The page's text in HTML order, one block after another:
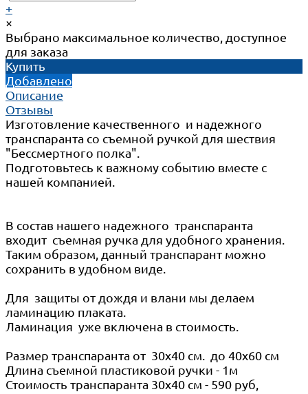
+
×
Выбрано максимальное количество, доступное
для заказа
Купить
Добавлено
Описание
Отзывы
Изготовление качественного и надежного
транспаранта со съемной ручкой для шествия
"Бессмертного полка".
Подготовьтесь к важному событию вместе с
нашей компанией.
В состав нашего надежного транспаранта
входит съемная ручка для удобного хранения.
Таким образом, данный транспарант можно
сохранить в удобном виде.
Для защиты от дождя и влани мы делаем
ламинацию плаката.
Ламинация уже включена в стоимость.
Размер транспаранта от 30х40 см. до 40х60 см
Длина съемной пластиковой ручки - 1м
Стоимость транспаранта 30х40 см - 590 руб,